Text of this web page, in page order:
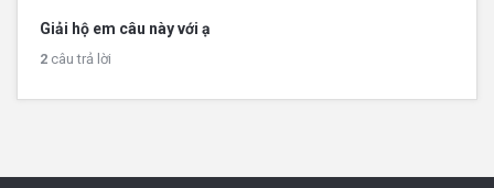
Giải hộ em câu này với ạ
2 câu trả lời